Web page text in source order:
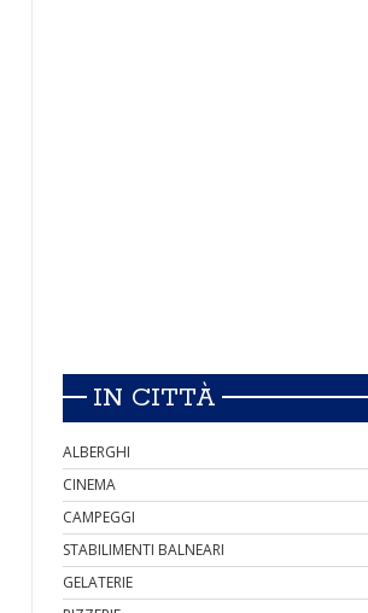
IN CITTÀ
ALBERGHI
CINEMA
CAMPEGGI
STABILIMENTI BALNEARI
GELATERIE